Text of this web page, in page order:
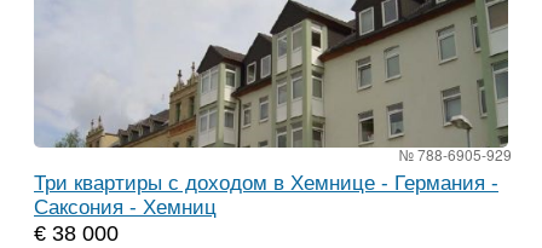
№ 788-6905-929
Три квартиры с доходом в Хемнице - Германия -
Саксония - Хемниц
€ 38 000